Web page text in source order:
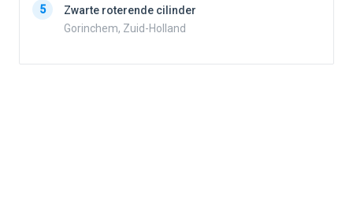
5
Zwarte roterende cilinder
Gorinchem, Zuid-Holland